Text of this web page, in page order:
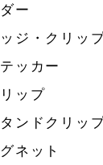
ー
ジ・クリッ
ッカー
ップ
ンドクリッ
ネット